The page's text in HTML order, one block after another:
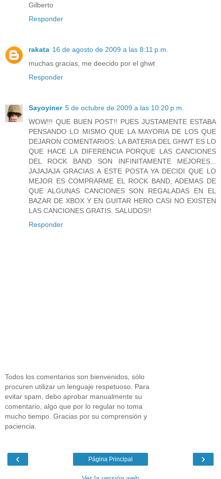
Gilberto
Responder
rakata 16 de agosto de 2009 a las 8:11 p.m.
muchas gracias, me deecido por el ghwt
Responder
Sayoyiner 5 de octubre de 2009 a las 10:20 p.m.
WOW!!! QUE BUEN POST!! PUES JUSTAMENTE ESTABA
PENSANDO LO MISMO QUE LA MAYORIA DE LOS QUE
DEJARON COMENTARIOS: LA BATERIA DEL GHWT ES LO
QUE HACE LA DIFERENCIA PORQUE LAS CANCIONES
DEL ROCK BAND SON INFINITAMENTE MEJORES...
JAJAJAJA GRACIAS A ESTE POSTA YA DECIDI QUE LO
MEJOR ES COMPRARME EL ROCK BAND, ADEMAS DE
QUE ALGUNAS CANCIONES SON REGALADAS EN EL
BAZAR DE XBOX Y EN GUITAR HERO CASI NO EXISTEN
LAS CANCIONES GRATIS. SALUDOS!!
Responder
Todos los comentarios son bienvenidos, sólo
procuren utilizar un lenguaje respetuoso. Para
evitar spam, debo aprobar manualmente su
comentario, algo que por lo regular no toma
mucho tiempo. Gracias por su comprensión y
paciencia.
‹ ›
Página Principal